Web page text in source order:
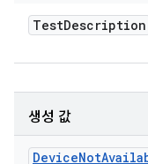
TestDescription
생성 값
DeviceNot